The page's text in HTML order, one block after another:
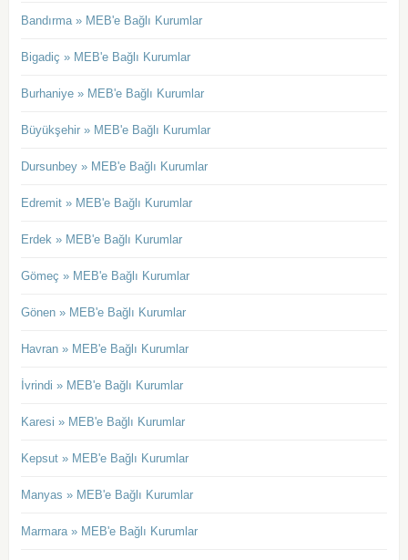
Bandırma » MEB'e Bağlı Kurumlar
Bigadiç » MEB'e Bağlı Kurumlar
Burhaniye » MEB'e Bağlı Kurumlar
Büyükşehir » MEB'e Bağlı Kurumlar
Dursunbey » MEB'e Bağlı Kurumlar
Edremit » MEB'e Bağlı Kurumlar
Erdek » MEB'e Bağlı Kurumlar
Gömeç » MEB'e Bağlı Kurumlar
Gönen » MEB'e Bağlı Kurumlar
Havran » MEB'e Bağlı Kurumlar
İvrindi » MEB'e Bağlı Kurumlar
Karesi » MEB'e Bağlı Kurumlar
Kepsut » MEB'e Bağlı Kurumlar
Manyas » MEB'e Bağlı Kurumlar
Marmara » MEB'e Bağlı Kurumlar